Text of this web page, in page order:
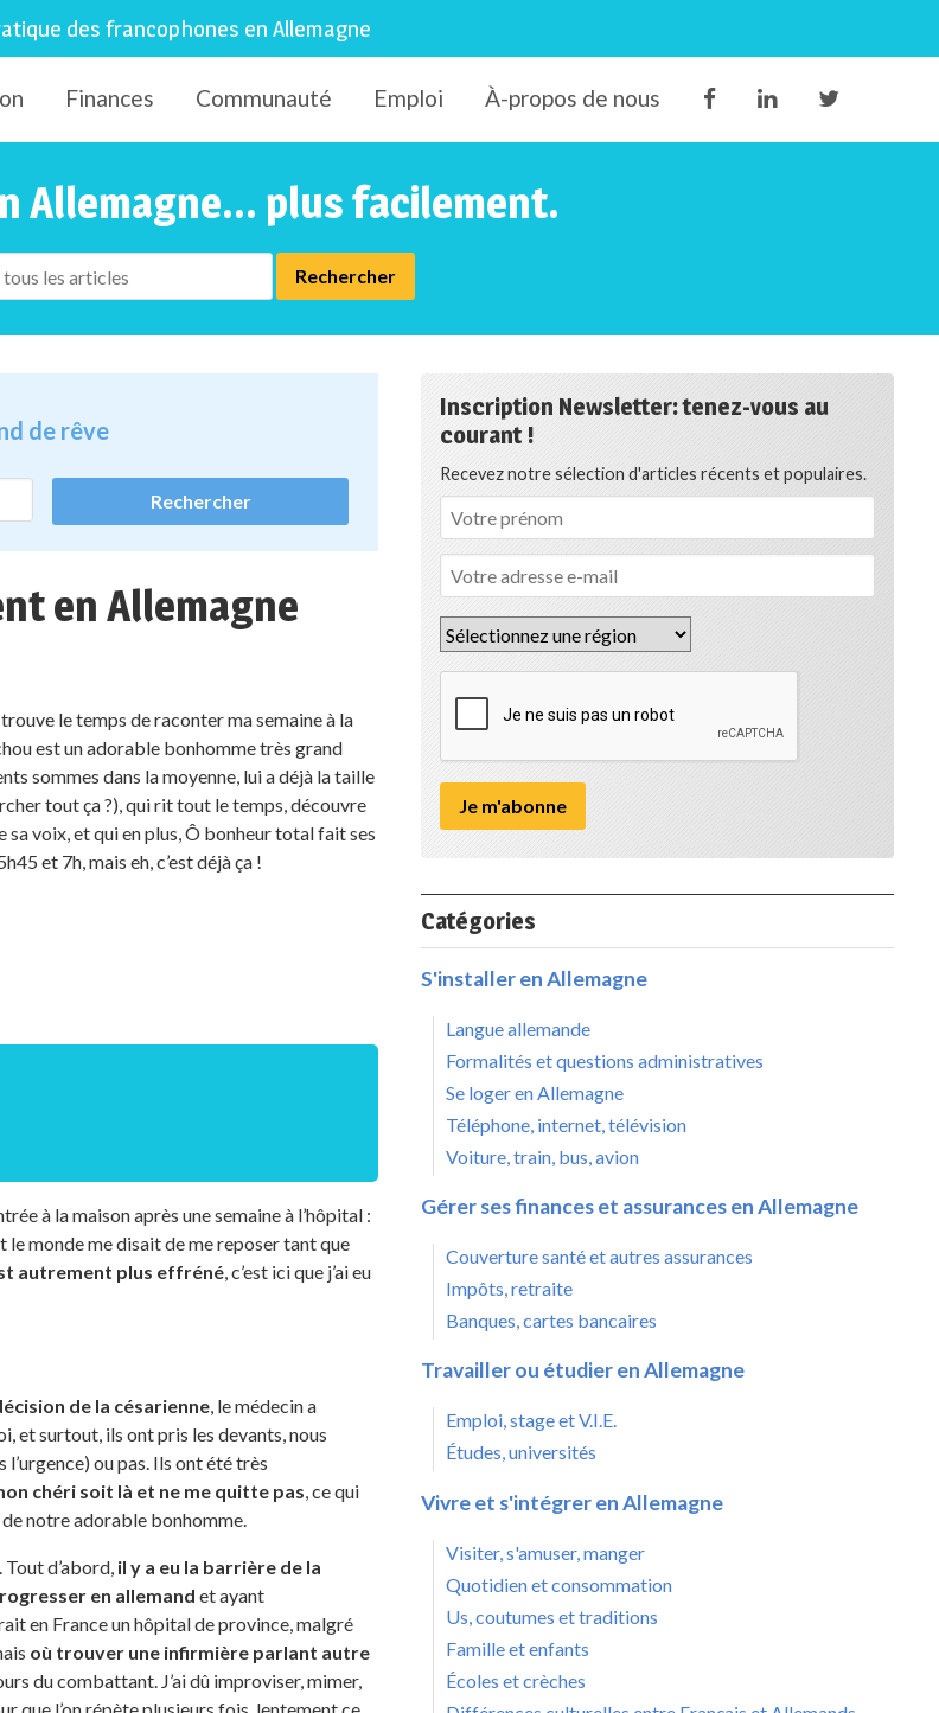
des francophones en Allemagne
Finances Communauté Emploi À-propos de nous
Allemagne... plus facilement.
de rêve
en Allemagne
le temps de raconter ma semaine à la
est un adorable bonhomme très grand
sommes dans la moyenne, lui a déjà la taille
tout ça ?), qui rit tout le temps, découvre
voix, et qui en plus, Ô bonheur total fait ses
et 7h, mais eh, c’est déjà ça !
à la maison après une semaine à l’hôpital :
le monde me disait de me reposer tant que
autrement plus effréné, c’est ici que j’ai eu
de la césarienne, le médecin a
et surtout, ils ont pris les devants, nous
ou pas. Ils ont été très
chéri soit là et ne me quitte pas, ce qui
notre adorable bonhomme.
Tout d’abord, il y a eu la barrière de la
en allemand et ayant
en France un hôpital de province, malgré
où trouver une infirmière parlant autre
du combattant. J’ai dû improviser, mimer,
Inscription Newsletter: tenez-vous au
courant !
Recevez notre sélection d'articles récents et populaires.
Catégories
S'installer en Allemagne
Langue allemande
Formalités et questions administratives
Se loger en Allemagne
Téléphone, internet, télévision
Voiture, train, bus, avion
Gérer ses finances et assurances en Allemagne
Couverture santé et autres assurances
Impôts, retraite
Banques, cartes bancaires
Travailler ou étudier en Allemagne
Emploi, stage et V.I.E.
Études, universités
Vivre et s'intégrer en Allemagne
Visiter, s'amuser, manger
Quotidien et consommation
Us, coutumes et traditions
Famille et enfants
Écoles et crèches